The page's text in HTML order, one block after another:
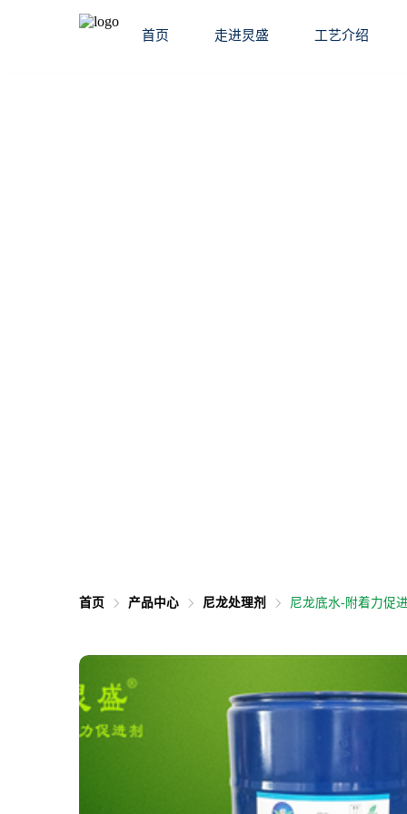
首页 走进炅盛 工艺介绍
首页 产品中心 尼龙处理剂 尼龙底水-附着力促